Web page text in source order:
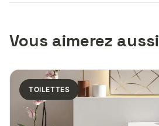
Vous aimerez aussi
TOILETTES